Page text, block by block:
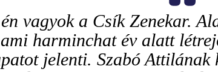
vagyok a Csík Zenekar.
harminchat év alatt
jelenti. Szabó Attilának